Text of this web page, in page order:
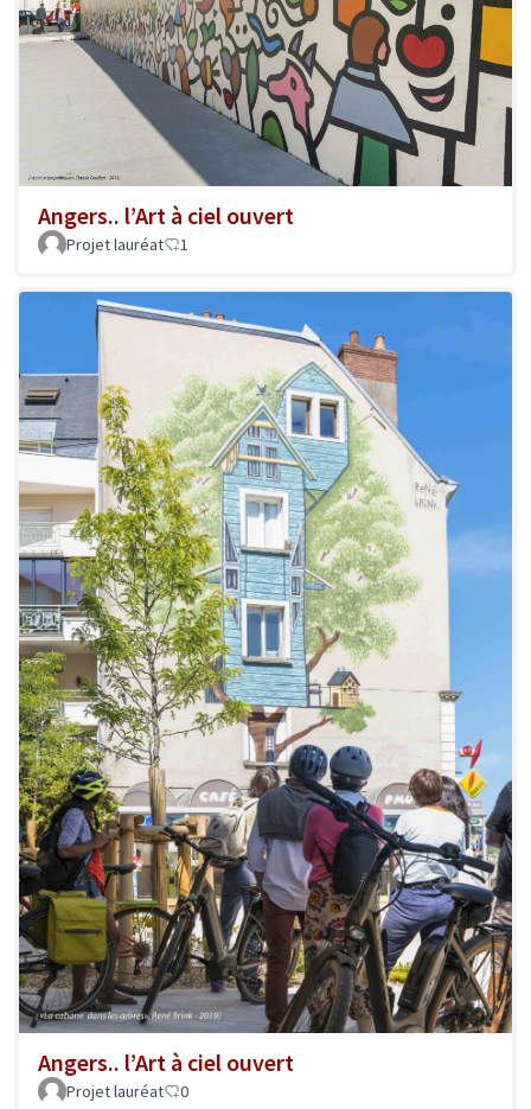
Angers.. l’Art à ciel ouvert
Projet lauréat 1
Angers.. l’Art à ciel ouvert
Projet lauréat 0